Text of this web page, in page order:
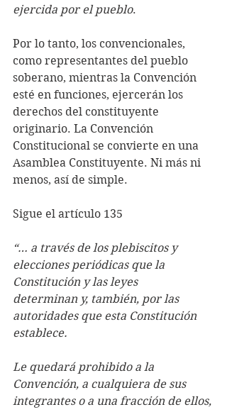
ejercida por el pueblo.
Por lo tanto, los convencionales,
como representantes del pueblo
soberano, mientras la Convención
esté en funciones, ejercerán los
derechos del constituyente
originario. La Convención
Constitucional se convierte en una
Asamblea Constituyente. Ni más ni
menos, así de simple.
Sigue el artículo 135
“… a través de los plebiscitos y
elecciones periódicas que la
Constitución y las leyes
determinan y, también, por las
autoridades que esta Constitución
establece.
Le quedará prohibido a la
Convención, a cualquiera de sus
integrantes o a una fracción de ellos,